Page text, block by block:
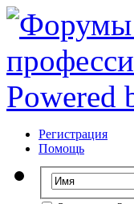
Регистрация
Помощь